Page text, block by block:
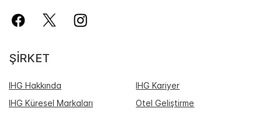
ŞIRKET
IHG Hakkında
IHG Kariyer
IHG Küresel Markaları
Otel Geliştirme